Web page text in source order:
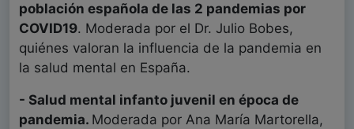
población española de las 2 pandemias por
COVID19. Moderada por el Dr. Julio Bobes,
quiénes valoran la influencia de la pandemia en
la salud mental en España.
- Salud mental infanto juvenil en época de
pandemia. Moderada por Ana María Martorella,